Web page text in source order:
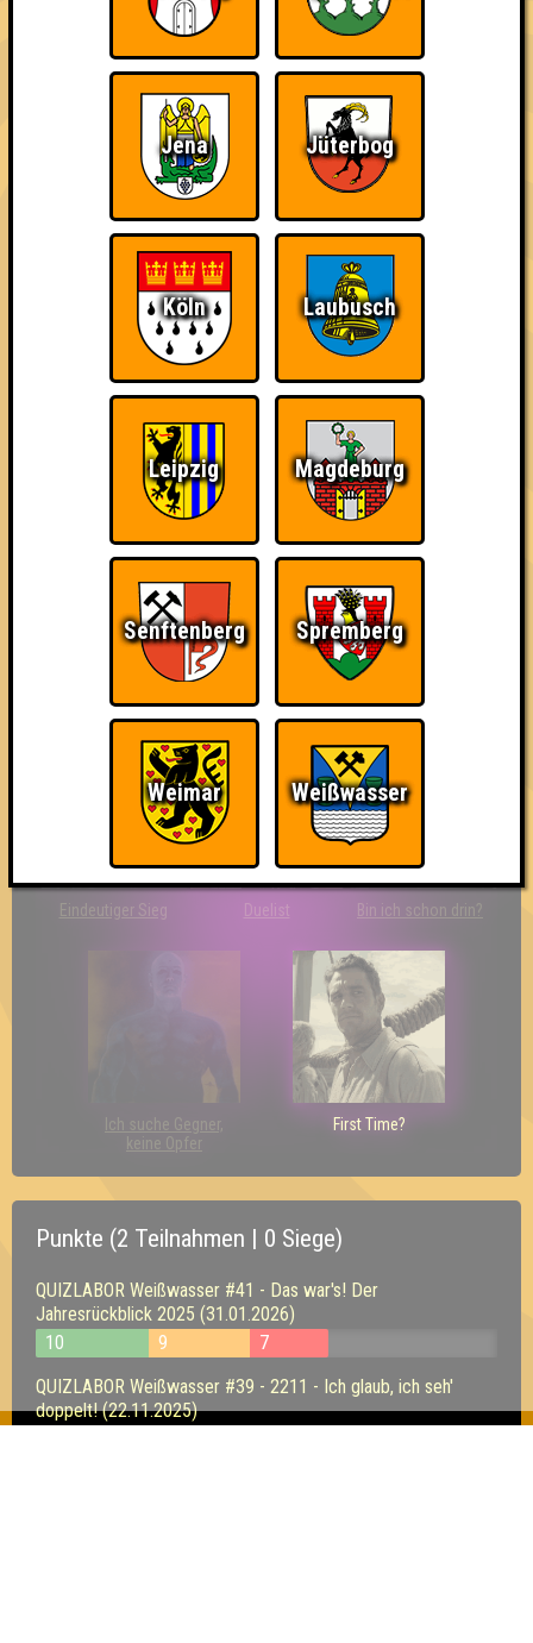
Quizveteran
Wir sind immer bei
Euch!
Nerven aus Stahl
The Amount of
Teilnahmen is too
damn high
Ich war da, vor 3000
Da-Da Da! Da-Da Da!
Teil der Oberschicht Knapp daneben! Erster!
Eindeutiger Sieg Duelist Bin ich schon drin?
Ich suche Gegner,
keine Opfer
First Time?
Punkte (2 Teilnahmen | 0 Siege)
QUIZLABOR Weißwasser #41 - Das war's! Der
Jahresrückblick 2025 (31.01.2026)
10
9
7
QUIZLABOR Weißwasser #39 - 2211 - Ich glaub, ich seh'
doppelt! (22.11.2025)
Jena Jüterbog
Köln Laubusch
Leipzig Magdeburg
Senftenberg Spremberg
Weimar Weißwasser